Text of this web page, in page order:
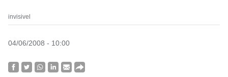
invisivel
04/06/2008 - 10:00